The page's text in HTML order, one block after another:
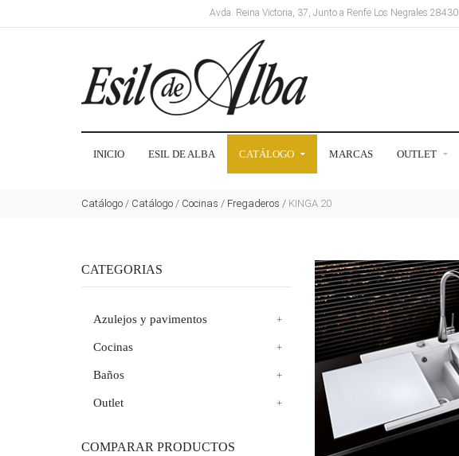
Avda. Reina Victoria, 37, Junto a Renfe Los Negrales
INICIO ESIL DE ALBA CATÁLOGO MARCAS OUTLET
Catálogo / Catálogo / Cocinas / Fregaderos / KINGA 20
CATEGORIAS
Azulejos y pavimentos
Cocinas
Baños
Outlet
COMPARAR PRODUCTOS